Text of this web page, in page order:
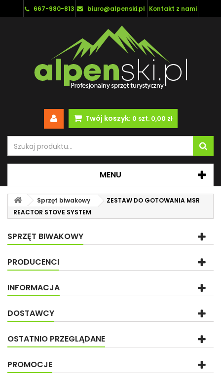
667-980-813 biuro@alpenski.pl Kontakt z nami
Twój koszyk: 0 szt. 0,00 zł
MENU
Sprzęt biwakowy
ZESTAW DO GOTOWANIA MSR
REACTOR STOVE SYSTEM
SPRZĘT BIWAKOWY
PRODUCENCI
INFORMACJA
DOSTAWCY
OSTATNIO PRZEGLĄDANE
PROMOCJE